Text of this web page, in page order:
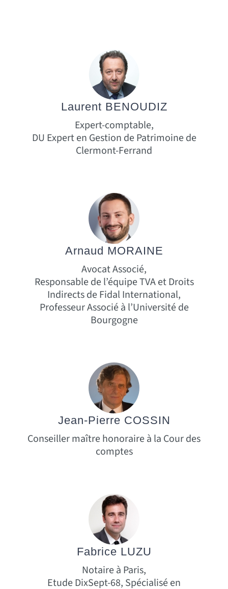
Laurent BENOUDIZ
Expert-comptable,
DU Expert en Gestion de Patrimoine de
Clermont-Ferrand
Arnaud MORAINE
Avocat Associé,
Responsable de l’équipe TVA et Droits
Indirects de Fidal International,
Professeur Associé à l’Université de
Bourgogne
Jean-Pierre COSSIN
Conseiller maître honoraire à la Cour des
comptes
Fabrice LUZU
Notaire à Paris,
Etude DixSept-68, Spécialisé en